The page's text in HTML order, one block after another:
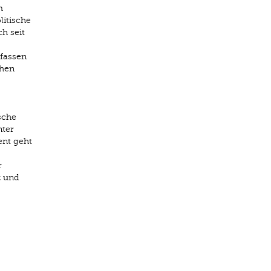
seit
geht
und